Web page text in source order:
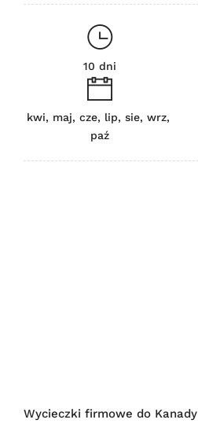
10 dni
kwi, maj, cze, lip, sie, wrz,
paź
Wycieczki firmowe do Kanady